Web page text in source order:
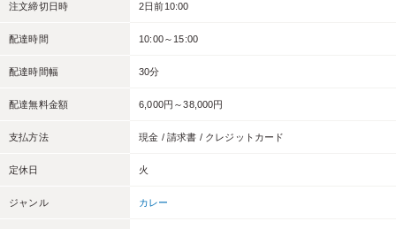
注文締切日時 2日前10:00
配達時間 10:00～15:00
配達時間幅 30分
配達無料金額 6,000円～38,000円
支払方法 現金 / 請求書 / クレジットカード
定休日 火
ジャンル カレー